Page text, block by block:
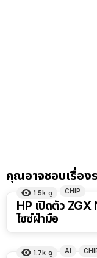
คุณอาจชอบเรื่อง
1.5k ดู CHIP
HP เปิดตัว ZGX
ไซซ์ฝ่ามือ
1.7k ดู AI